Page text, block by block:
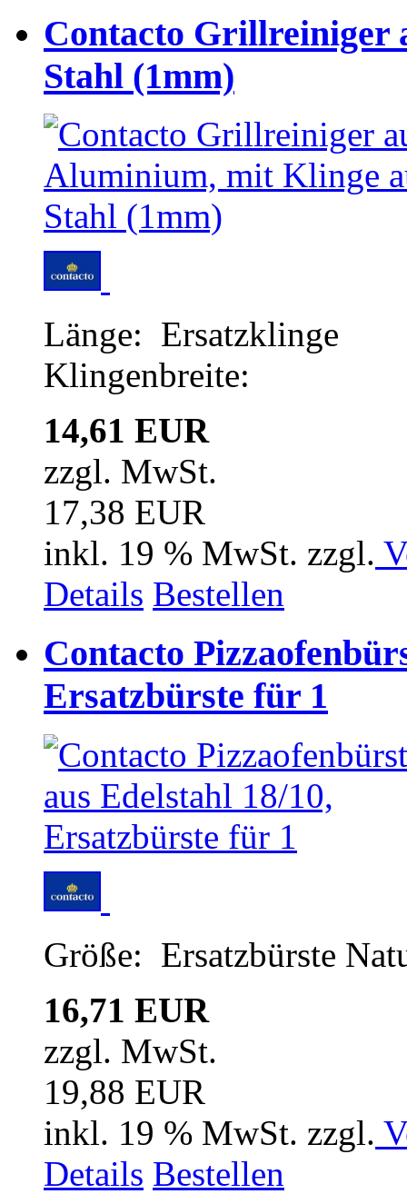
Contacto Grillreiniger
Stahl (1mm)
Länge: Ersatzklinge
Klingenbreite:
14,61 EUR
zzgl. MwSt.
17,38 EUR
inkl. 19 % MwSt. zzgl.
Details Bestellen
Contacto
Ersatzbürste für 1
Größe: Ersatzbürste
16,71 EUR
zzgl. MwSt.
19,88 EUR
inkl. 19 % MwSt. zzgl.
Details Bestellen